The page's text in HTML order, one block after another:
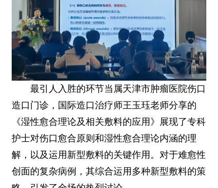
最引人入胜的环节当属天津市肿瘤医院伤口
造口门诊，国际造口治疗师王玉珏老师分享的
《湿性愈合理论及相关敷料的应用》展现了专科
护士对伤口愈合原则和湿性愈合理论内涵的理
解，以及运用新型敷料的关键作用。对于难愈性
创面的复杂病例，其综合运用多种新型敷料的策